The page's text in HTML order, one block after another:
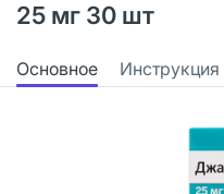
25 мг 30 шт
Основное Инструкция